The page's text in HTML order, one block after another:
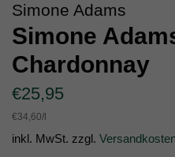
Simone Adams
Simone
Chardonnay
Normaler
Preis
€25,95
Einzelpreis
€34,60/
inkl. MwSt. zzgl.